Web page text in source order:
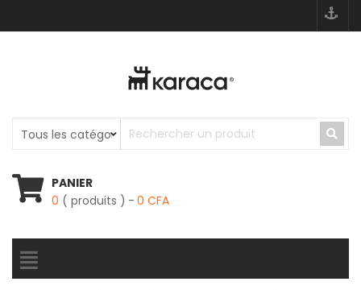
PANIER
0 ( produits ) 0 CFA